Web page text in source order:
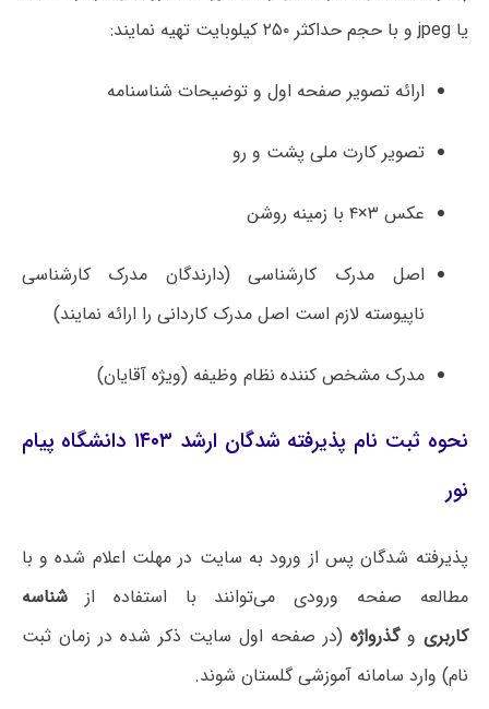
یا jpeg و با حجم حداکثر ۲۵۰ کیلوبایت تهیه نمایند:
ارائه تصویر صفحه اول و توضیحات شناسنامه
تصویر کارت ملی پشت و رو
عکس ۳×۴ با زمینه روشن
اصل مدرک کارشناسی (دارندگان مدرک کارشناسی
ناپیوسته لازم است اصل مدرک کاردانی را ارائه نمایند)
مدرک مشخص کننده نظام وظیفه (ویژه آقایان)
نحوه ثبت نام پذیرفته شدگان ارشد ۱۴۰۳ دانشگاه پیام
نور
پذیرفته شدگان پس از ورود به سایت در مهلت اعلام شده و با
مطالعه صفحه ورودی می‌توانند با استفاده ازشناسه
کاربری وگذرواژه (در صفحه اول سایت ذکر شده در زمان ثبت
نام) وارد سامانه آموزشی گلستان شوند.